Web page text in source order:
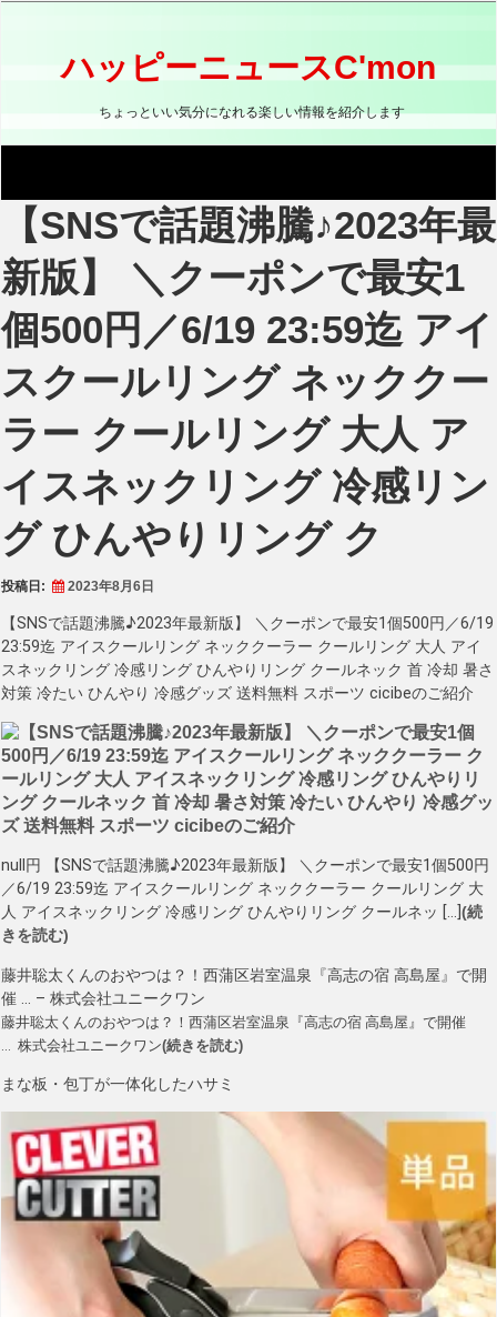
ス
ッ
ハッピーニュースC'mon
ちょっといい気分になれる楽しい情報を紹介します
【SNSで話題沸騰♪2023年最
新版】 ＼クーポンで最安1
個500円／6/19 23:59迄 アイ
スクールリング ネッククー
ラー クールリング 大人 ア
イスネックリング 冷感リン
グ ひんやりリング ク
投稿日: 2023年8月6日
【SNSで話題沸騰♪2023年最新版】 ＼クーポンで最安1個500円／6/19
23:59迄 アイスクールリング ネッククーラー クールリング 大人 アイ
スネックリング 冷感リング ひんやりリング クールネック 首 冷却 暑さ
対策 冷たい ひんやり 冷感グッズ 送料無料 スポーツ cicibeのご紹介
null円 【SNSで話題沸騰♪2023年最新版】 ＼クーポンで最安1個500円
／6/19 23:59迄 アイスクールリング ネッククーラー クールリング 大
人 アイスネックリング 冷感リング ひんやりリング クールネッ […] (続
きを読む)
藤井聡太くんのおやつは？！西蒲区岩室温泉『高志の宿 高島屋』で開
催 … – 株式会社ユニークワン
藤井聡太くんのおやつは？！西蒲区岩室温泉『高志の宿 高島屋』で開催
… 株式会社ユニークワン(続きを読む)
まな板・包丁が一体化したハサミ